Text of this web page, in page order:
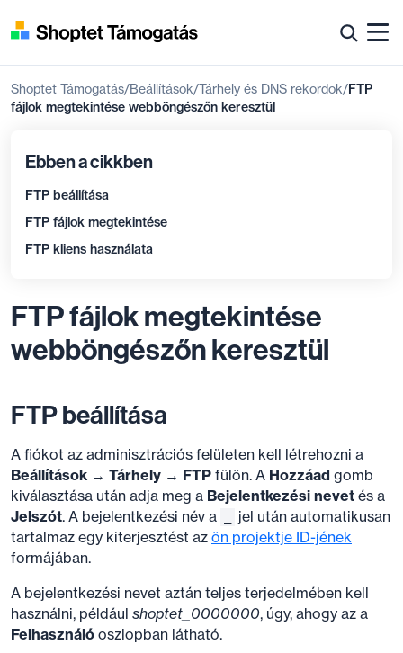
Shoptet Támogatás Beállítások Tárhely és DNS rekordok FTP
fájlok megtekintése webböngészőn keresztül
Ebben a cikkben
FTP beállítása
FTP fájlok megtekintése
FTP kliens használata
FTP fájlok megtekintése
webböngészőn keresztül
FTP beállítása
A fiókot az adminisztrációs felületen kell létrehozni a
Beállítások → Tárhely → FTP fülön. A Hozzáad gomb
kiválasztása után adja meg a Bejelentkezési nevet és a
Jelszót. A bejelentkezési név a
jel után automatikusan
tartalmaz egy kiterjesztést az ön projektje ID-jének
formájában.
A bejelentkezési nevet aztán teljes terjedelmében kell
használni, például shoptet 0000000, úgy, ahogy az a
Felhasználó oszlopban látható.